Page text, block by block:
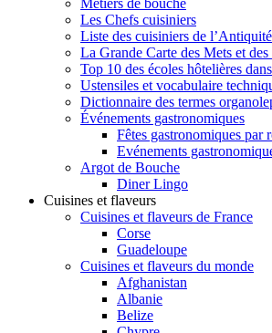
Métiers de bouche
Les Chefs cuisiniers
Liste des cuisiniers de
La Grande Carte des Mets et des
Top 10 des écoles hôtelières
Ustensiles et vocabulaire
Dictionnaire des termes
Événements gastronomiques
Fêtes gastronomiques par
Evénements
Argot de Bouche
Diner Lingo
Cuisines et flaveurs
Cuisines et flaveurs de France
Corse
Guadeloupe
Cuisines et flaveurs du monde
Afghanistan
Albanie
Belize